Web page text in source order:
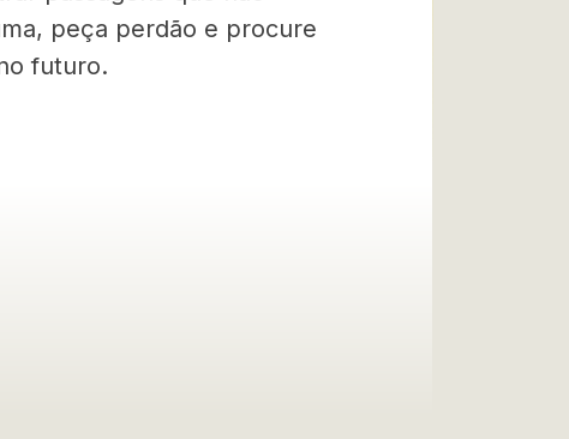
peça perdão e procure
futuro.